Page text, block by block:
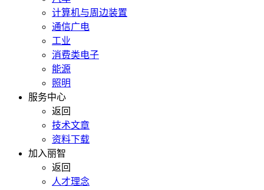
计算机与周边装置
通信广电
工业
消费类电子
能源
照明
服务中心
返回
技术文章
资料下载
加入丽智
返回
人才理念